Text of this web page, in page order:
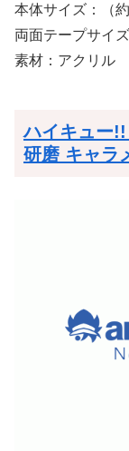
本体サイズ：（
両面テープサイ
素材：アクリル
ハイキュー
研磨 キャラ